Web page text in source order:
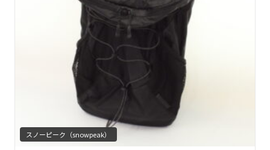
スノーピーク（snowpeak）